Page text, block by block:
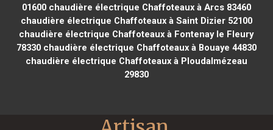
01600chaudière électrique Chaffoteaux à Arcs 83460
chaudière électrique Chaffoteaux à Saint Dizier 52100
chaudière électrique Chaffoteaux à Fontenay le Fleury
78330chaudière électrique Chaffoteaux à Bouaye 44830
chaudière électrique Chaffoteaux à Ploudalmézeau
29830